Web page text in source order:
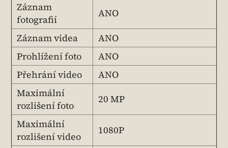
Záznam
fotografií
ANO
Záznam videa
ANO
Prohlížení foto
ANO
Přehrání video
ANO
Maximální
rozlišení foto
20 MP
Maximální
rozlišení video
1080P